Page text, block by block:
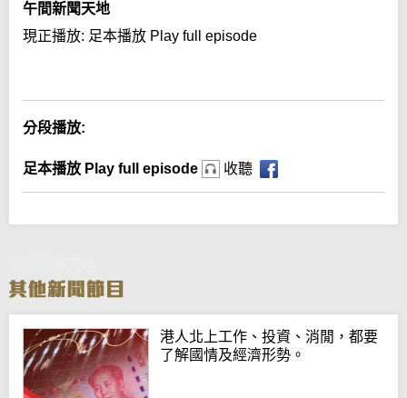
午間新聞天地
現正播放: 足本播放 Play full episode
分段播放:
足本播放 Play full episode 收聽
港人北上工作、投資、消閒，都要
了解國情及經濟形勢。